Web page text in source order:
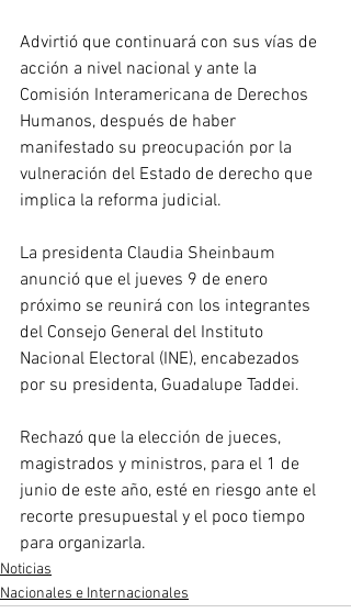
Advirtió que continuará con sus vías de
acción a nivel nacional y ante la
Comisión Interamericana de Derechos
Humanos, después de haber
manifestado su preocupación por la
vulneración del Estado de derecho que
implica la reforma judicial.
La presidenta Claudia Sheinbaum
anunció que el jueves 9 de enero
próximo se reunirá con los integrantes
del Consejo General del Instituto
Nacional Electoral (INE), encabezados
por su presidenta, Guadalupe Taddei.
Rechazó que la elección de jueces,
magistrados y ministros, para el 1 de
junio de este año, esté en riesgo ante el
recorte presupuestal y el poco tiempo
para organizarla.
Noticias
Nacionales e Internacionales